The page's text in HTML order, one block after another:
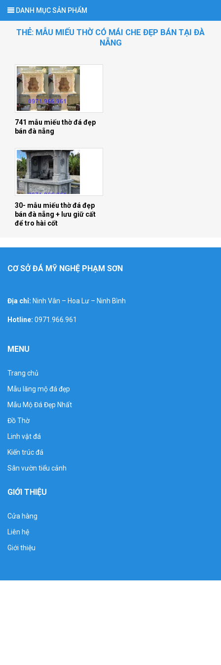
DANH MỤC SẢN PHẨM
THẺ: MẪU MIẾU THỜ CÓ MÁI CHE ĐẸP BÁN TẠI ĐÀ
NẴNG
741 mẫu miếu thờ đá đẹp
bán đà nẵng
30- mẫu miếu thờ đá đẹp
bán đà nẵng + lưu giữ cất
để tro hài cốt
CƠ SỞ ĐÁ MỸ NGHỆ PHẠM SƠN
Địa chỉ: Ninh Vân – Hoa Lư – Ninh Bình
Hotline: 0971.966.961
MENU
Trang chủ
Mẫu lăng mộ đá đẹp
Mẫu Mộ Đá Đẹp Nhất
Đồ Thờ
Linh vật đá
Kiến trúc đá
Sân vườn tiểu cảnh
GIỚI THIỆU
Cửa hàng
Liên hệ
Giới thiệu